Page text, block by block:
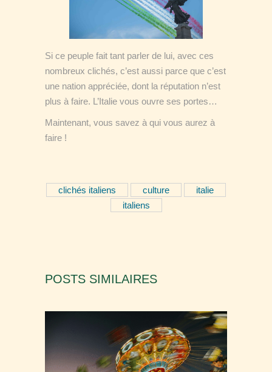
Si ce peuple fait tant parler de lui, avec ces
nombreux clichés, c’est aussi parce que c’est
une nation appréciée, dont la réputation n’est
plus à faire. L’Italie vous ouvre ses portes…
Maintenant, vous savez à qui vous aurez à
faire !
clichés italiens culture
italie
italiens
POSTS SIMILAIRES